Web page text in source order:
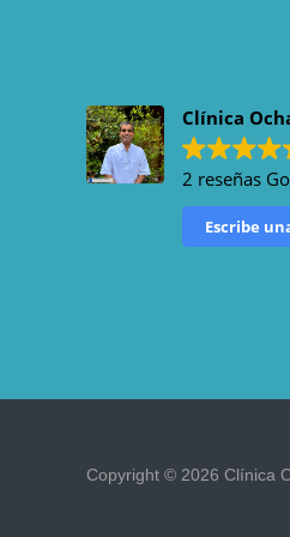
Clínica
2 reseñas
Escribe
Copyright © 2026 Clínica